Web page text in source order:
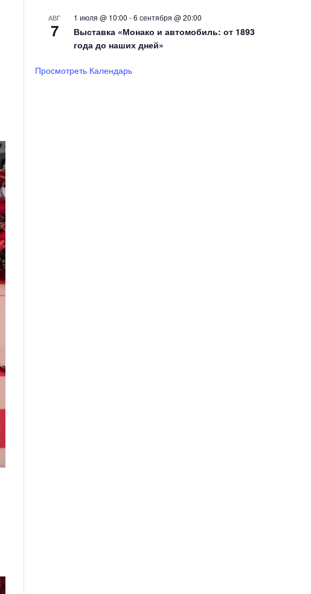
АВГ
7
1 июля @ 10:00 -6 сентября @ 20:00
Выставка «Монако и автомобиль: от 1893
года до наших дней»
Просмотреть Календарь